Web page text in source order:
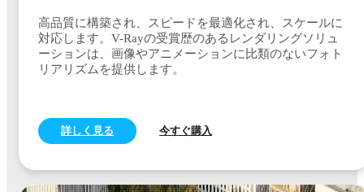
高品質に構築され、スピードを最適化され、スケールに
対応します。V-Rayの受賞歴のあるレンダリングソリュ
ーションは、画像やアニメーションに比類のないフォト
リアリズムを提供します。
詳しく見る 今すぐ購入